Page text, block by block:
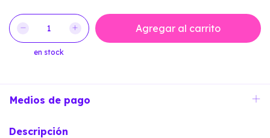
en stock
Medios de pago
Descripción